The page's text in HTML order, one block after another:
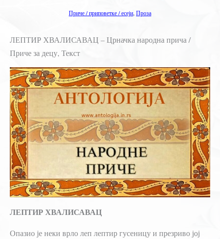
Приче / приповетке / есеји, Проза
ЛЕПТИР ХВАЛИСАВАЦ – Црначка народна прича /
Приче за децу, Текст
ЛЕПТИР ХВАЛИСАВАЦ
Опазио је неки врло леп лептир гусеницу и презриво јој